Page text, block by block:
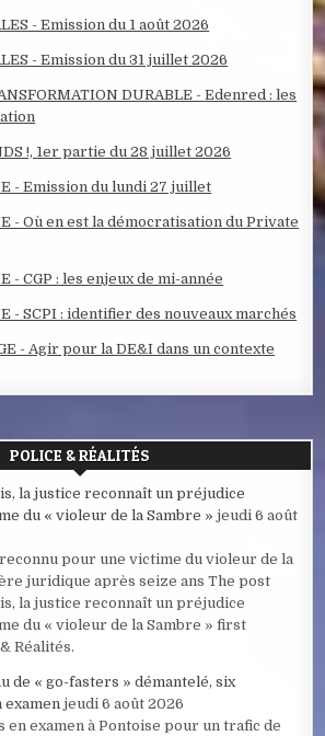
- Emission du 1 août 2026
- Emission du 31 juillet 2026
DURABLE - Edenred : les
!, 1er partie du 28 juillet 2026
- Emission du lundi 27 juillet
- Où en est la démocratisation du Private
- CGP : les enjeux de mi-année
- SCPI : identifier des nouveaux marchés
- Agir pour la DE&I dans un contexte
POLICE & RÉALITÉS
la justice reconnaît un préjudice
du « violeur de la Sambre » jeudi 6 août
pour une victime du violeur de la
juridique après seize ans The post
la justice reconnaît un préjudice
du « violeur de la Sambre » first
Réalités.
de « go-fasters » démantelé, six
examen jeudi 6 août 2026
en examen à Pontoise pour un trafic de